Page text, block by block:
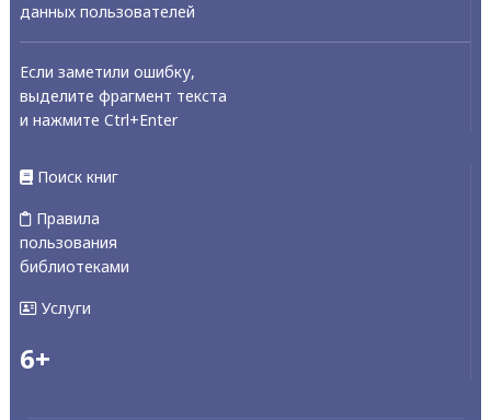
данных пользователей
Если заметили ошибку,
выделите фрагмент текста
и нажмите Ctrl+Enter
Поиск книг
Правила
пользования
библиотеками
Услуги
6+